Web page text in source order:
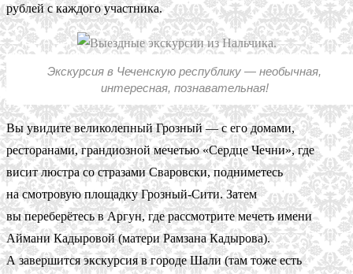
рублей с каждого участника.
Экскурсия в Чеченскую республику — необычная,
интересная, познавательная!
Вы увидите великолепный Грозный — с его домами,
ресторанами, грандиозной мечетью «Сердце Чечни», где
висит люстра со стразами Сваровски, подниметесь
на смотровую площадку Грозный-Сити. Затем
вы переберётесь в Аргун, где рассмотрите мечеть имени
Аймани Кадыровой (матери Рамзана Кадырова).
А завершится экскурсия в городе Шали (там тоже есть